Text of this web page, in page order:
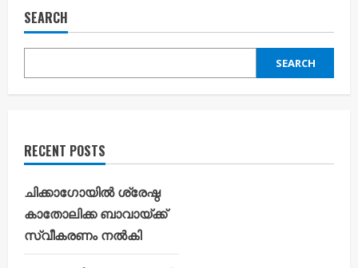
SEARCH
SEARCH
RECENT POSTS
ചിക്കാഗോയിൽ ശ്രേഷ്ഠ
കാതോലിക്ക ബാവായ്ക്ക്
സ്വീകരണം നൽകി